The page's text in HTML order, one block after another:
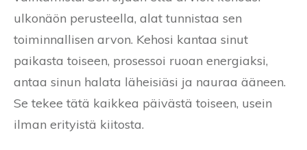
ulkonäön perusteella, alat tunnistaa sen
toiminnallisen arvon. Kehosi kantaa sinut
paikasta toiseen, prosessoi ruoan energiaksi,
antaa sinun halata läheisiäsi ja nauraa ääneen.
Se tekee tätä kaikkea päivästä toiseen, usein
ilman erityistä kiitosta.